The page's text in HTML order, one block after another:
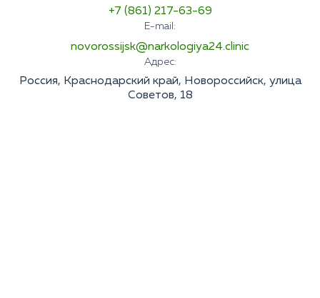
+7 (861) 217-63-69
E-mail:
novorossijsk@narkologiya24.clinic
Адрес:
Россия, Краснодарский край, Новороссийск, улица
Советов, 18